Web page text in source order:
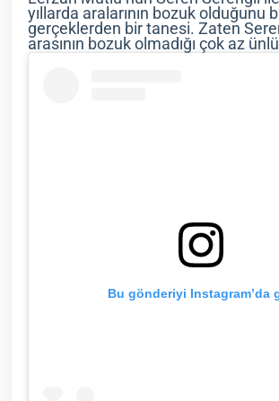
yıllarda aralarının bozuk olduğunu
gerçeklerden bir tanesi. Zaten
arasının bozuk olmadığı çok az
Bu gönderiyi Instagram’da